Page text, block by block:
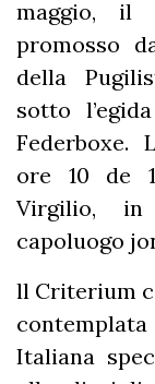
maggio, il
promosso
della
sotto
Federboxe.
ore 10 de
Virgilio, in
capoluogo
ll Criterium
Italiana